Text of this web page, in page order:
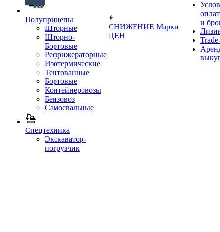
Полуприцепы
Шторные
Шторно-
Бортовые
Рефрижераторные
Изотермические
Тентованные
Бортовые
Контейнеровозы
Бензовоз
Самосвальные
Спецтехника
Экскаватор-
погрузчик
СНИЖЕНИЕ
ЦЕН
Марки
и